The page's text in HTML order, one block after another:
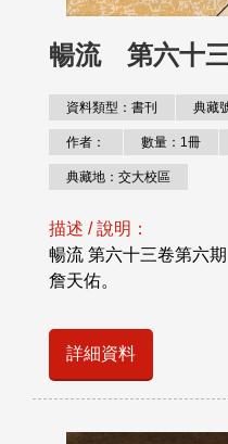
暢流 第六十
資料類型：書刊 典藏
作者： 數量：1冊
典藏地：交大校區
描述 / 說明：
暢流 第六十三卷第六
詹天佑。
詳細資料